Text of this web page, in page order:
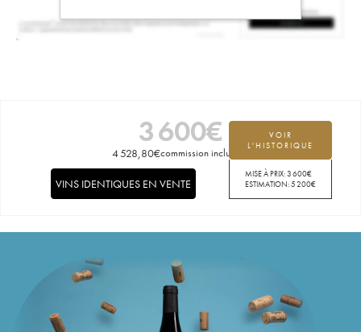
3 600€
4 528,80€commission incluse
VOIR
L'HISTORIQUE
MISE À PRIX:3 600€
ESTIMATION:5 200€
VINS IDENTIQUES EN VENTE